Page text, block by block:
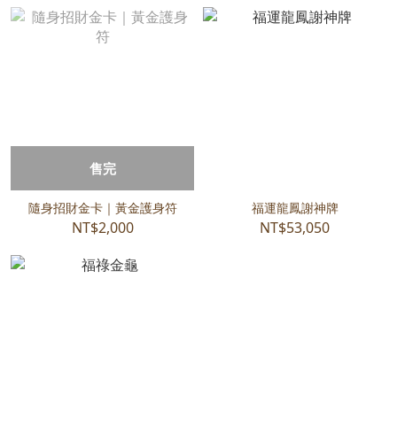
售完
隨身招財金卡｜黃金護身符
NT$2,000
福運龍鳳謝神牌
NT$53,050